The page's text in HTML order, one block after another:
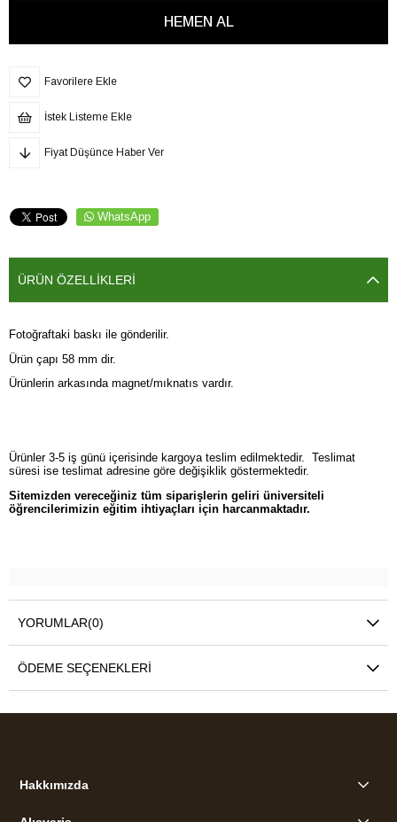
Favorilere Ekle
İstek Listeme Ekle
Fiyat Düşünce Haber Ver
WhatsApp
ÜRÜN ÖZELLIKLERI
Fotoğraftaki baskı ile gönderilir.
Ürün çapı 58 mm dir.
Ürünlerin arkasında magnet/mıknatıs vardır.
Ürünler 3-5 iş günü içerisinde kargoya teslim edilmektedir. Teslimat
süresi ise teslimat adresine göre değişiklik göstermektedir.
Sitemizden vereceğiniz tüm siparişlerin geliri üniversiteli
öğrencilerimizin eğitim ihtiyaçları için harcanmaktadır.
YORUMLAR(0)
ÖDEME SEÇENEKLERI
Hakkımızda